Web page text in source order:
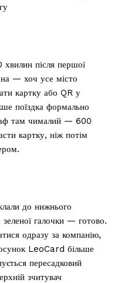
після першої
— хоч усе місто
картку або QR у
поїздка формально
там чималий — 600
картку, ніж потім
до нижнього
зеленої галочки — готово.
одразу за компанію,
LeoCard більше
пересадковий
зчитувач